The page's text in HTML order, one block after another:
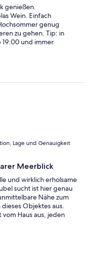
genießen.
Wein. Einfach
genug
zu gehen. Tip: in
19:00 und immer
Lage und Genauigkeit
Meerblick
und wirklich erholsame
sucht ist hier genau
Nähe zum
Objektes aus.
Haus aus, jeden
aus und